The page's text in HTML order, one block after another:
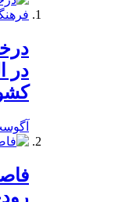
در
آگوست 23,